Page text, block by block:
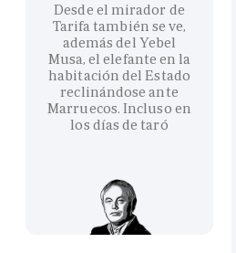
Desde el mirador de
Tarifa también se ve,
además del Yebel
Musa, el elefante en la
habitación del Estado
reclinándose ante
Marruecos. Incluso en
los días de taró